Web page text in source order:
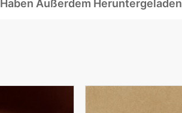
Außerdem Heruntergeladen